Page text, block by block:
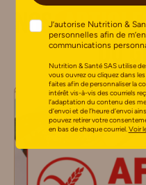
Nos
du
J’autorise Nutrition &
personnelles afin de
communications
Nutrition & Santé SAS utilise
vous ouvrez ou cliquez dans les
faites afin de personnaliser la
intérêt vis-à-vis des courriels
l’adaptation du contenu des
d’envoi et de l’heure d’envoi
pouvez retirer votre
en bas de chaque courriel.Voir